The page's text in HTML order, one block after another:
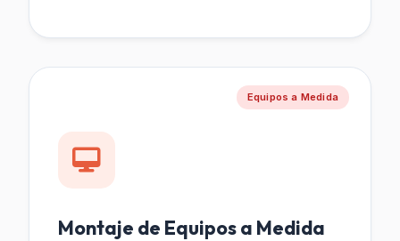
Equipos a Medida
Montaje de Equipos a Medida